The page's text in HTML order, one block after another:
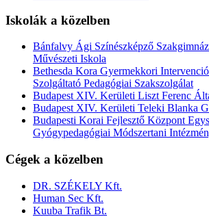
Iskolák a közelben
Bánfalvy Ági Színészképző
Művészeti Iskola
Bethesda Kora Gyermekkori
Szolgáltató Pedagógiai Szakszolgálat
Budapest XIV. Kerületi Liszt Ferenc
Budapest XIV. Kerületi Teleki Blanka
Budapesti Korai Fejlesztő Központ
Gyógypedagógiai Módszertani
Cégek a közelben
DR. SZÉKELY Kft.
Human Sec Kft.
Kuuba Trafik Bt.